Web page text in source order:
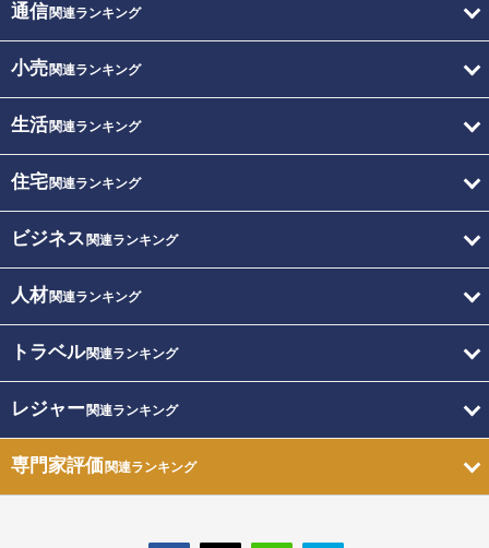
通信関連ランキング
小売関連ランキング
生活関連ランキング
住宅関連ランキング
ビジネス 関連ランキング
人材関連ランキング
トラベル関連ランキング
レジャー関連ランキング
専門家評価関連ランキング